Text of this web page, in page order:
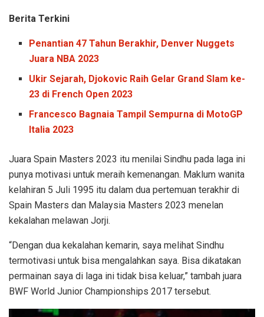
Berita Terkini
Penantian 47 Tahun Berakhir, Denver Nuggets
Juara NBA 2023
Ukir Sejarah, Djokovic Raih Gelar Grand Slam ke-
23 di French Open 2023
Francesco Bagnaia Tampil Sempurna di MotoGP
Italia 2023
Juara Spain Masters 2023 itu menilai Sindhu pada laga ini
punya motivasi untuk meraih kemenangan. Maklum wanita
kelahiran 5 Juli 1995 itu dalam dua pertemuan terakhir di
Spain Masters dan Malaysia Masters 2023 menelan
kekalahan melawan Jorji.
“Dengan dua kekalahan kemarin, saya melihat Sindhu
termotivasi untuk bisa mengalahkan saya. Bisa dikatakan
permainan saya di laga ini tidak bisa keluar,” tambah juara
BWF World Junior Championships 2017 tersebut.